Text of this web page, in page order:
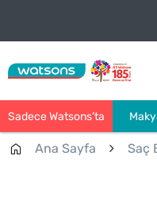
Sadece Watsons’ta
Ana Sayfa Saç